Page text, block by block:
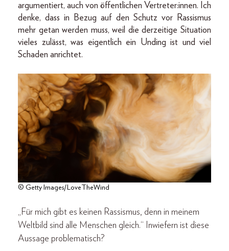
argumentiert, auch von öffentlichen Vertreter:innen. Ich
denke, dass in Bezug auf den Schutz vor Rassismus
mehr getan werden muss, weil die derzeitige Situation
vieles zulässt, was eigentlich ein Unding ist und viel
Schaden anrichtet.
© Getty Images/LoveTheWind
„Für mich gibt es keinen Rassismus, denn in meinem
Weltbild sind alle Menschen gleich.“ Inwiefern ist diese
Aussage problematisch?